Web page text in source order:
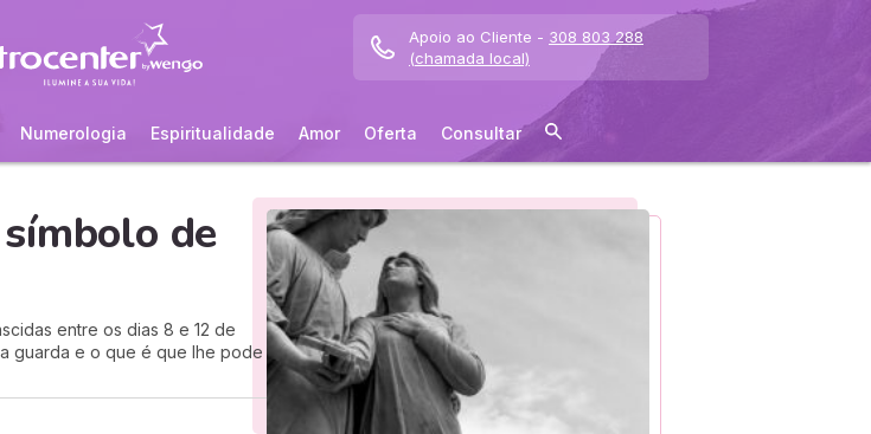
Apoio ao Cliente - 308 803 288
(chamada local)
Numerologia Espiritualidade Amor Oferta Consultar
de
entre os dias 8 e 12 de
guarda e o que é que lhe pode